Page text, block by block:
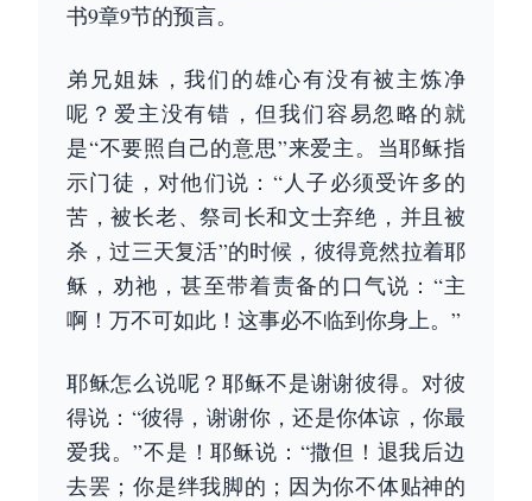
书9章9节的预言。
弟兄姐妹，我们的雄心有没有被主炼净
呢？爱主没有错，但我们容易忽略的就
是“不要照自己的意思”来爱主。当耶稣指
示门徒，对他们说：“人子必须受许多的
苦，被长老、祭司长和文士弃绝，并且被
杀，过三天复活”的时候，彼得竟然拉着耶
稣，劝祂，甚至带着责备的口气说：“主
啊！万不可如此！这事必不临到你身上。”
耶稣怎么说呢？耶稣不是谢谢彼得。对彼
得说：“彼得，谢谢你，还是你体谅，你最
爱我。”不是！耶稣说：“撒但！退我后边
去罢；你是绊我脚的；因为你不体贴神的